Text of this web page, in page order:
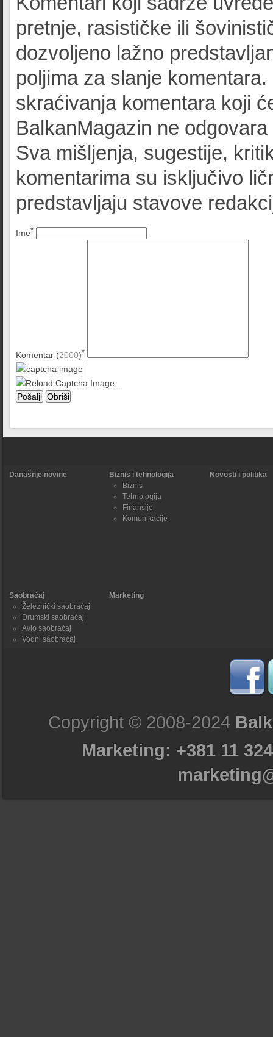
pretnje, rasističke ili
dozvoljeno lažno
poljima za slanje
skraćivanja komentara koji
BalkanMagazin ne
Sva mišljenja, sugestije,
komentarima su isključivo
predstavljaju stavove
Ime*
Komentar (2000)*
Današnje novine
Biznis i tehnologija
Biznis
Tehnologija
Finansije
Komunikacije
Novosti i politika
Saobraćaj
Železnički saobraćaj
Drumski saobraćaj
Avio saobraćaj
Vodni saobraćaj
Marketing
Copyright © 2008-2024
Marketing: +381 11